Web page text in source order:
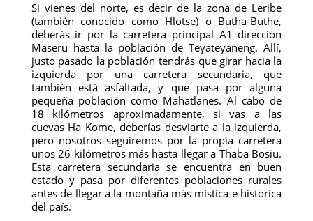
Si vienes del norte, es decir de la zona de Leribe
(también conocido como Hlotse) o Butha-Buthe,
deberás ir por la carretera principal A1 dirección
Maseru hasta la población de Teyateyaneng. Allí,
justo pasado la población tendrás que girar hacia la
izquierda por una carretera secundaria, que
también está asfaltada, y que pasa por alguna
pequeña población como Mahatlanes. Al cabo de
18 kilómetros aproximadamente, si vas a las
cuevas Ha Kome, deberías desviarte a la izquierda,
pero nosotros seguiremos por la propia carretera
unos 26 kilómetros más hasta llegar a Thaba Bosiu.
Esta carretera secundaria se encuentra en buen
estado y pasa por diferentes poblaciones rurales
antes de llegar a la montaña más mística e histórica
del país.